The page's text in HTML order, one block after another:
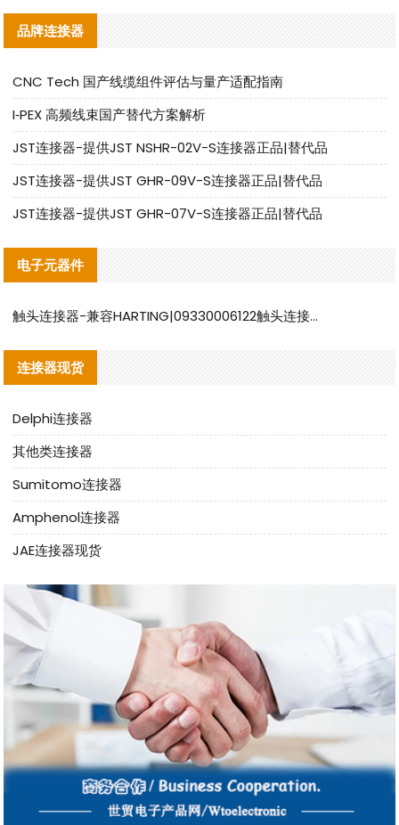
品牌连接器
CNC Tech 国产线缆组件评估与量产适配指南
I‑PEX 高频线束国产替代方案解析
JST连接器-提供JST NSHR-02V-S连接器正品|替代品
JST连接器-提供JST GHR-09V-S连接器正品|替代品
JST连接器-提供JST GHR-07V-S连接器正品|替代品
电子元器件
触头连接器-兼容HARTING|09330006122触头连接器替代品说明
连接器现货
Delphi连接器
其他类连接器
Sumitomo连接器
Amphenol连接器
JAE连接器现货